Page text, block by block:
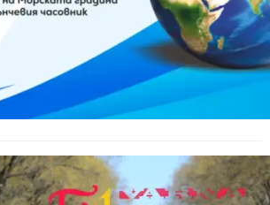
„Флора Варна“ кани варненци на
цветно изложение до 22 май